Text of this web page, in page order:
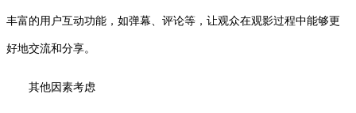
丰富的用户互动功能，如弹幕、评论等，让观众在观影过程中能够更
好地交流和分享。
其他因素考虑